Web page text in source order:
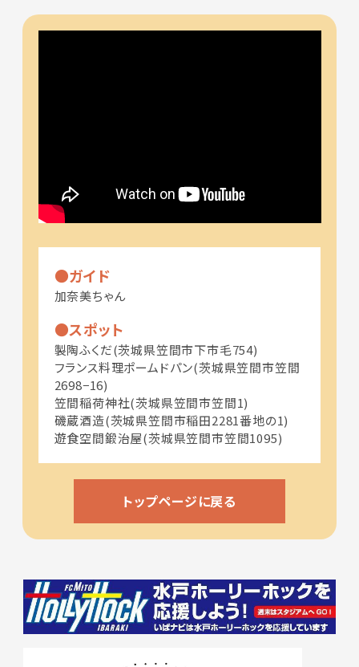
ガイド
加奈美ちゃん
スポット
製陶ふくだ(茨城県笠間市下市毛754)
フランス料理ポームドパン(茨城県笠間市笠間
2698−16)
笠間稲荷神社(茨城県笠間市笠間1)
磯蔵酒造(茨城県笠間市稲田2281番地の1)
遊食空間鍛治屋(茨城県笠間市笠間1095)
トップページに戻る